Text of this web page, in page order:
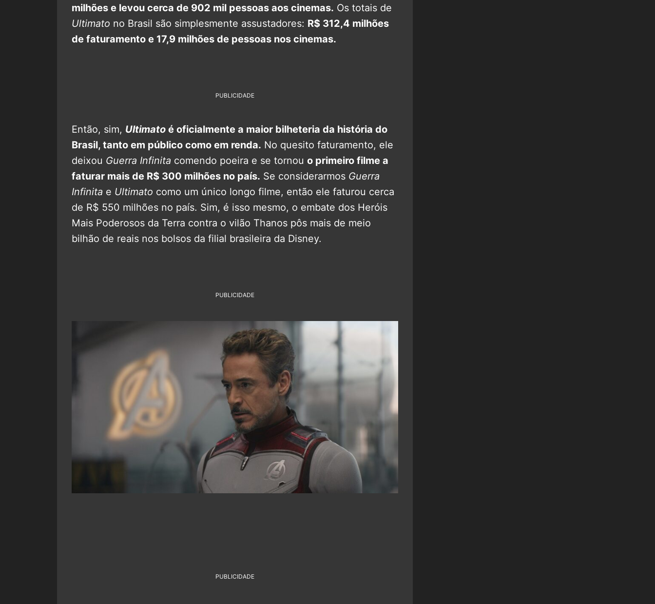
milhões e levou cerca de 902 mil pessoas aos cinemas. Os totais de
Ultimato no Brasil são simplesmente assustadores: R$ 312,4 milhões
de faturamento e 17,9 milhões de pessoas nos cinemas.
PUBLICIDADE
Então, sim, Ultimato é oficialmente a maior bilheteria da história do
Brasil, tanto em público como em renda. No quesito faturamento, ele
deixou Guerra Infinita comendo poeira e se tornou o primeiro filme a
faturar mais de R$ 300 milhões no país. Se considerarmos Guerra
Infinita e Ultimato como um único longo filme, então ele faturou cerca
de R$ 550 milhões no país. Sim, é isso mesmo, o embate dos Heróis
Mais Poderosos da Terra contra o vilão Thanos pôs mais de meio
bilhão de reais nos bolsos da filial brasileira da Disney.
PUBLICIDADE
PUBLICIDADE